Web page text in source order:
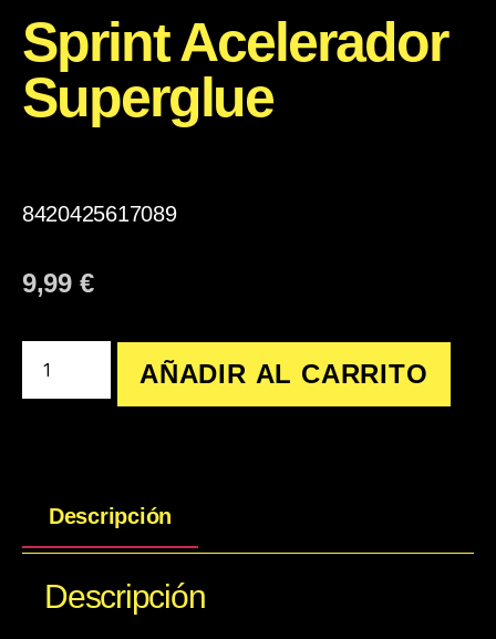
Sprint Acelerador
Superglue
8420425617089
9,99 €
AÑADIR AL CARRITO
Descripción
Descripción